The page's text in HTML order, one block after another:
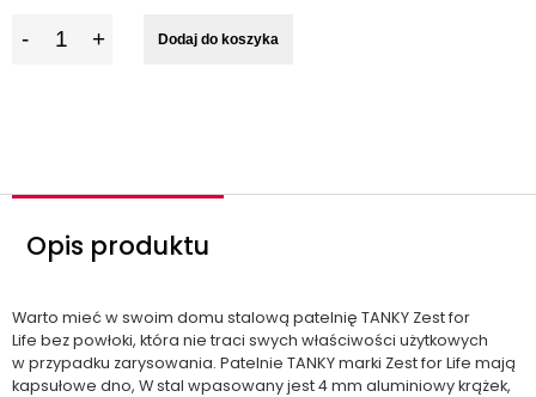
Dodaj do koszyka
Opis produktu
Warto mieć w swoim domu stalową patelnię TANKY Zest for
Life bez powłoki, która nie traci swych właściwości użytkowych
w przypadku zarysowania. Patelnie TANKY marki Zest for Life mają
kapsułowe dno, W stal wpasowany jest 4 mm aluminiowy krążek,